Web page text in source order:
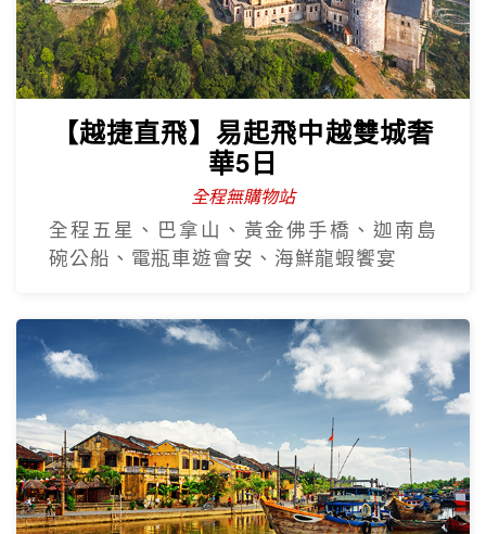
【越捷直飛】易起飛中越雙城奢
華5日
全程無購物站
全程五星、巴拿山、黃金佛手橋、迦南島
碗公船、電瓶車遊會安、海鮮龍蝦饗宴